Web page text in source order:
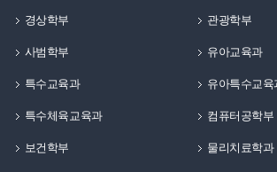
경상학부 관광학부
사범학부 유아교육과
특수교육과 유아특수교육
특수체육교육과 컴퓨터공학부
보건학부 물리치료학과